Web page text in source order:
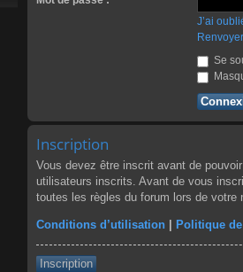
J’ai
Se
Inscription
Vous devez être inscrit avant de
utilisateurs inscrits. Avant de vous
toutes les règles du forum lors de votre
Conditions d’utilisation Politique
Inscription